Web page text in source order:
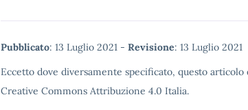
Metadata
Pubblicato: 13 Luglio 2021 - Revisione: 13 Luglio 2021
Eccetto dove diversamente specificato, questo
Creative Commons Attribuzione 4.0 Italia.